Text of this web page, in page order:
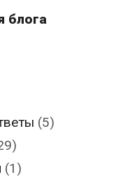
блога
(5)
(1)